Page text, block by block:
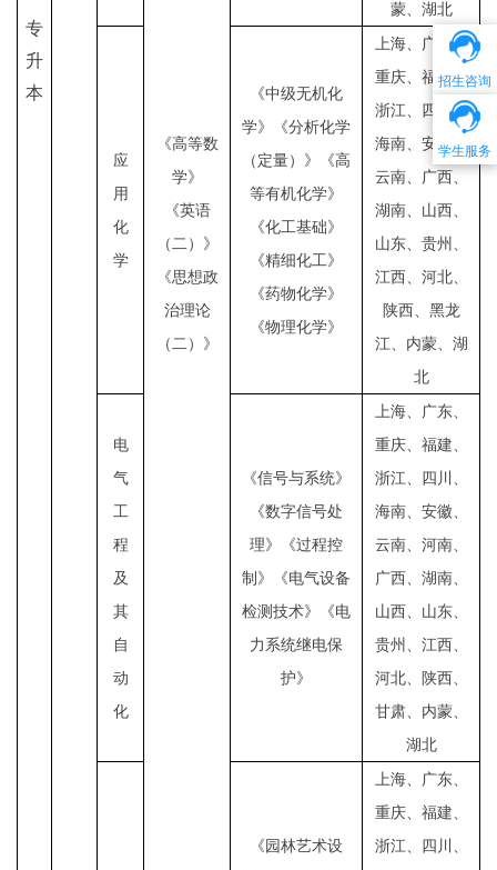
招生咨询
学生服务
专
升
本
《高等数
学》
《英语
（二）》
《思想政
治理论
（二）》
蒙、湖北
应
用
化
学
《中级无机化
学》《分析化学
（定量）》《高
等有机化学》
《化工基础》
《精细化工》
《药物化学》
《物理化学》
上海、广东、
重庆、福建、
浙江、四川、
海南、安徽、
云南、广西、
湖南、山西、
山东、贵州、
江西、河北、
陕西、黑龙
江、内蒙、湖
北
电
气
工
程
及
其
自
动
化
《信号与系统》
《数字信号处
理》《过程控
制》《电气设备
检测技术》《电
力系统继电保
护》
上海、广东、
重庆、福建、
浙江、四川、
海南、安徽、
云南、河南、
广西、湖南、
山西、山东、
贵州、江西、
河北、陕西、
甘肃、内蒙、
湖北
《园林艺术设
上海、广东、
重庆、福建、
浙江、四川、